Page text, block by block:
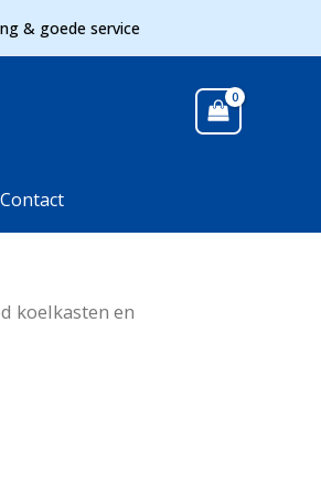
& goede service
Contact
koelkasten en